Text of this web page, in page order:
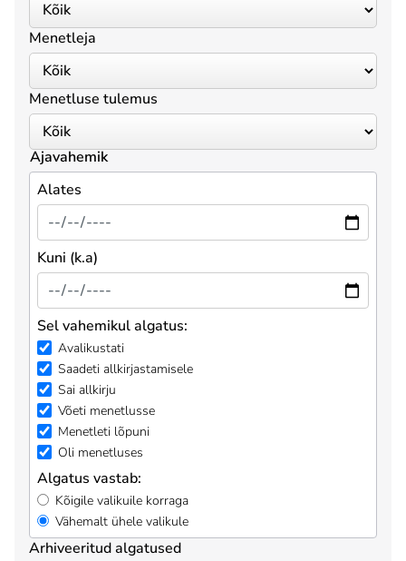
Menetleja
Menetluse tulemus
Ajavahemik
Alates
Kuni (k.a)
Sel vahemikul algatus:
Avalikustati
Saadeti allkirjastamisele
Sai allkirju
Võeti menetlusse
Menetleti lõpuni
Oli menetluses
Algatus vastab:
Kõigile valikuile korraga
Vähemalt ühele valikule
Arhiveeritud algatused